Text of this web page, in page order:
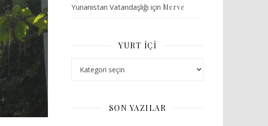
Yunanistan Vatandaşlığı için Merve
YURT İÇI
SON YAZILAR